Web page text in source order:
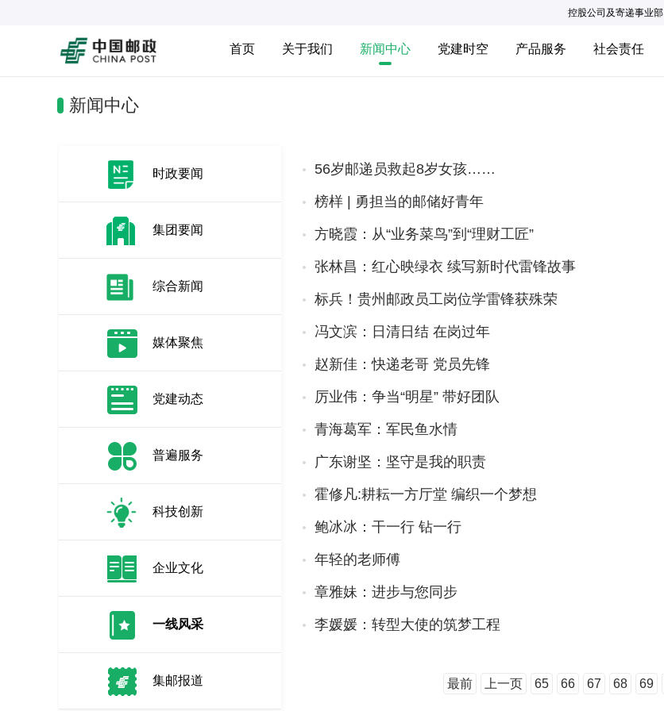
控股公司及寄递事业部
首页 关于我们 新闻中心 党建时空 产品服务 社会责任
新闻中心
时政要闻
集团要闻
综合新闻
媒体聚焦
党建动态
普遍服务
科技创新
企业文化
一线风采
集邮报道
56岁邮递员救起8岁女孩……
榜样 | 勇担当的邮储好青年
方晓霞：从“业务菜鸟”到“理财工匠”
张林昌：红心映绿衣 续写新时代雷锋故事
标兵！贵州邮政员工岗位学雷锋获殊荣
冯文滨：日清日结 在岗过年
赵新佳：快递老哥 党员先锋
厉业伟：争当“明星” 带好团队
青海葛军：军民鱼水情
广东谢坚：坚守是我的职责
霍修凡:耕耘一方厅堂 编织一个梦想
鲍冰冰：干一行 钻一行
年轻的老师傅
章雅妹：进步与您同步
李媛媛：转型大使的筑梦工程
最前 上一页 65 66 67 68 69